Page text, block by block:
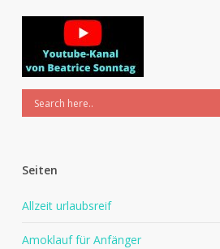
Seiten
Allzeit urlaubsreif
Amoklauf für Anfänger